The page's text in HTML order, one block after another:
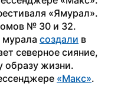
«Ямурал».
№ 30 и 32.
создали в
северное сияние,
образу жизни.
«Макс».